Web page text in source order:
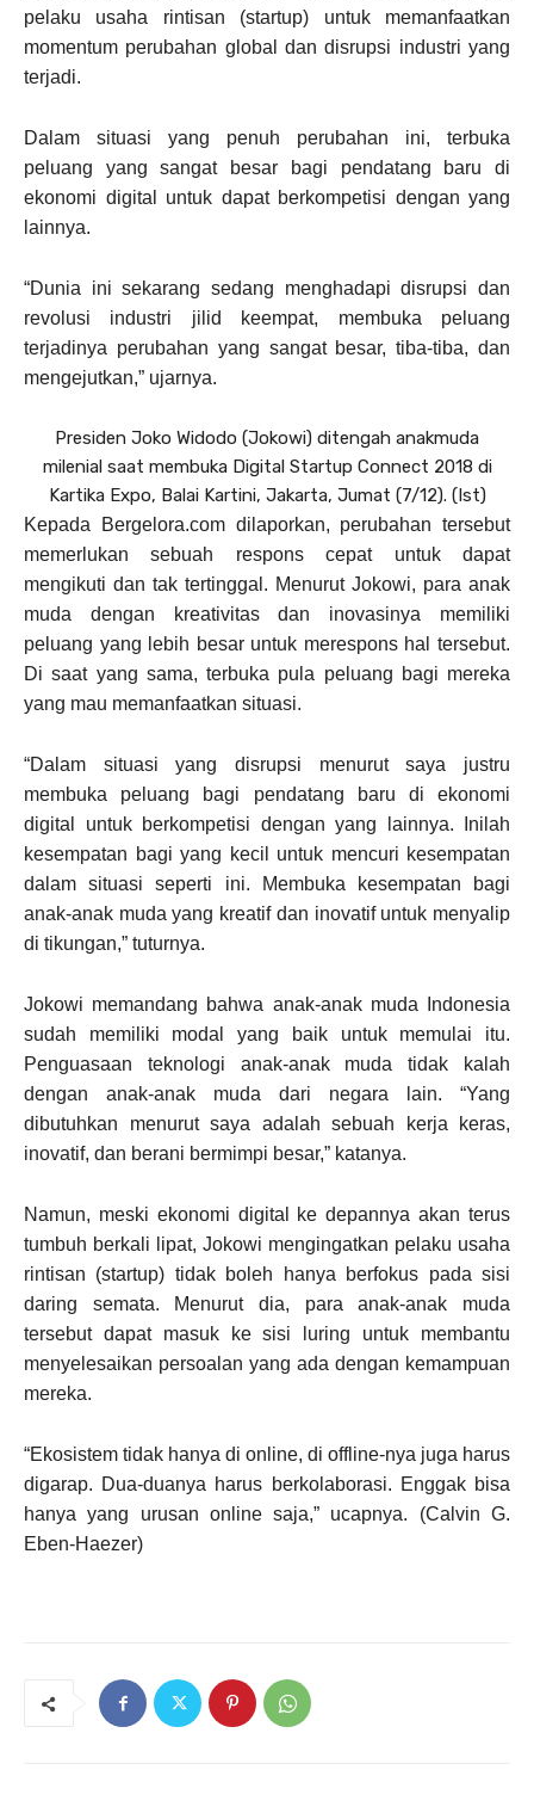
pelaku usaha rintisan (startup) untuk memanfaatkan
momentum perubahan global dan disrupsi industri yang
terjadi.
Dalam situasi yang penuh perubahan ini, terbuka
peluang yang sangat besar bagi pendatang baru di
ekonomi digital untuk dapat berkompetisi dengan yang
lainnya.
“Dunia ini sekarang sedang menghadapi disrupsi dan
revolusi industri jilid keempat, membuka peluang
terjadinya perubahan yang sangat besar, tiba-tiba, dan
mengejutkan,” ujarnya.
Presiden Joko Widodo (Jokowi) ditengah anakmuda
milenial saat membuka Digital Startup Connect 2018 di
Kartika Expo, Balai Kartini, Jakarta, Jumat (7/12). (Ist)
Kepada Bergelora.com dilaporkan, perubahan tersebut
memerlukan sebuah respons cepat untuk dapat
mengikuti dan tak tertinggal. Menurut Jokowi, para anak
muda dengan kreativitas dan inovasinya memiliki
peluang yang lebih besar untuk merespons hal tersebut.
Di saat yang sama, terbuka pula peluang bagi mereka
yang mau memanfaatkan situasi.
“Dalam situasi yang disrupsi menurut saya justru
membuka peluang bagi pendatang baru di ekonomi
digital untuk berkompetisi dengan yang lainnya. Inilah
kesempatan bagi yang kecil untuk mencuri kesempatan
dalam situasi seperti ini. Membuka kesempatan bagi
anak-anak muda yang kreatif dan inovatif untuk menyalip
di tikungan,” tuturnya.
Jokowi memandang bahwa anak-anak muda Indonesia
sudah memiliki modal yang baik untuk memulai itu.
Penguasaan teknologi anak-anak muda tidak kalah
dengan anak-anak muda dari negara lain. “Yang
dibutuhkan menurut saya adalah sebuah kerja keras,
inovatif, dan berani bermimpi besar,” katanya.
Namun, meski ekonomi digital ke depannya akan terus
tumbuh berkali lipat, Jokowi mengingatkan pelaku usaha
rintisan (startup) tidak boleh hanya berfokus pada sisi
daring semata. Menurut dia, para anak-anak muda
tersebut dapat masuk ke sisi luring untuk membantu
menyelesaikan persoalan yang ada dengan kemampuan
mereka.
“Ekosistem tidak hanya di online, di offline-nya juga harus
digarap. Dua-duanya harus berkolaborasi. Enggak bisa
hanya yang urusan online saja,” ucapnya. (Calvin G.
Eben-Haezer)